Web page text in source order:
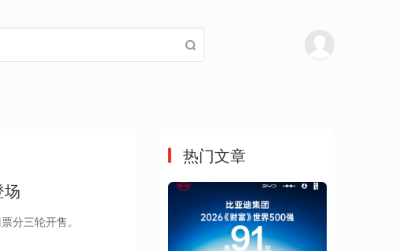
分三轮开售。
热门文章